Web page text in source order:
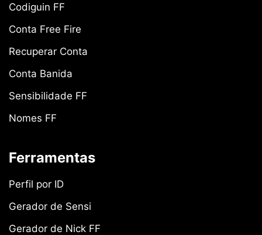
Codiguin FF
Conta Free Fire
Recuperar Conta
Conta Banida
Sensibilidade FF
Nomes FF
Ferramentas
Perfil por ID
Gerador de Sensi
Gerador de Nick FF